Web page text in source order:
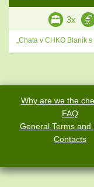
3x
„Chata v CHKO Blaník
Why are we the
FAQ
General Terms and
Contacts